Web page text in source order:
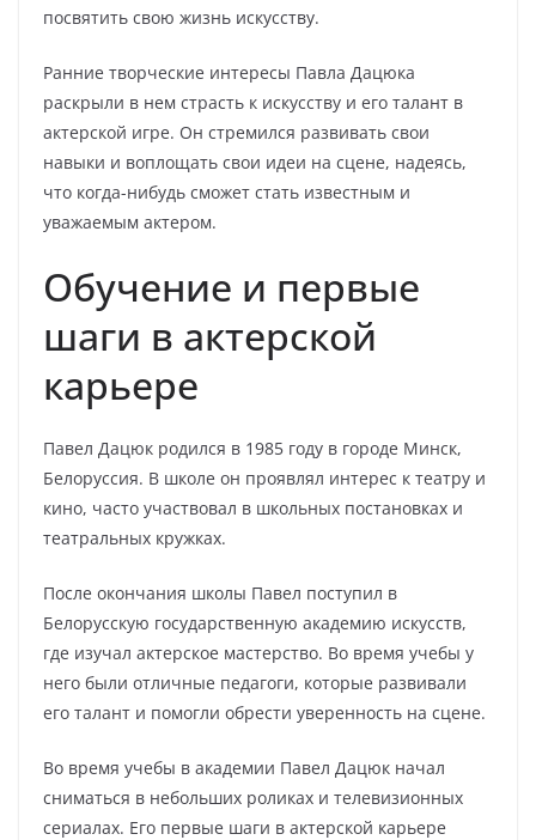
посвятить свою жизнь искусству.
Ранние творческие интересы Павла Дацюка
раскрыли в нем страсть к искусству и его талант в
актерской игре. Он стремился развивать свои
навыки и воплощать свои идеи на сцене, надеясь,
что когда-нибудь сможет стать известным и
уважаемым актером.
Обучение и первые
шаги в актерской
карьере
Павел Дацюк родился в 1985 году в городе Минск,
Белоруссия. В школе он проявлял интерес к театру и
кино, часто участвовал в школьных постановках и
театральных кружках.
После окончания школы Павел поступил в
Белорусскую государственную академию искусств,
где изучал актерское мастерство. Во время учебы у
него были отличные педагоги, которые развивали
его талант и помогли обрести уверенность на сцене.
Во время учебы в академии Павел Дацюк начал
сниматься в небольших роликах и телевизионных
сериалах. Его первые шаги в актерской карьере